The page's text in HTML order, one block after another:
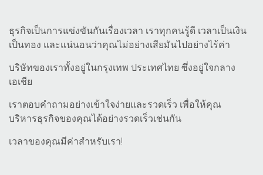
ธุรกิจเป็นการแข่งขันกันเรื่องเวลา เราทุกคนรู้ดี เวลาเป็นเงิน
เป็นทอง และแน่นอนว่าคุณไม่อย่างเสียมันไปอย่างไร้ค่า
บริษัทของเราทั้งอยู่ในกรุงเทพ ประเทศไทย ซึ่งอยู่ใจกลาง
เอเชีย
เราตอบคำถามอย่างเข้าใจง่ายและรวดเร็ว เพื่อให้คุณ
บริหารธุรกิจของคุณได้อย่างรวดเร็วเช่นกัน
เวลาของคุณมีค่าสำหรับเรา!